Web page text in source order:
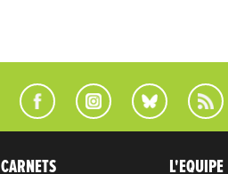
CARNETS L'EQUIPE